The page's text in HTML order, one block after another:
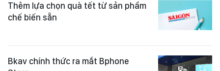
Thêm lựa chọn quà tết từ sản phẩm
chế biến sẵn
Bkav chính thức ra mắt Bphone